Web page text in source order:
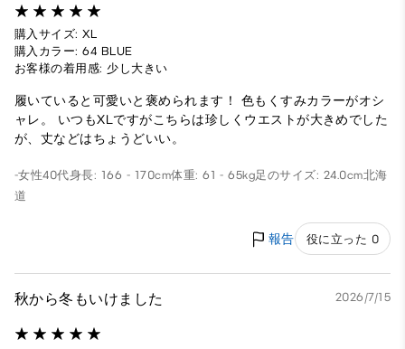
購入サイズ: XL
購入カラー: 64 BLUE
お客様の着用感: 少し大きい
履いていると可愛いと褒められます！ 色もくすみカラーがオシ
ャレ。 いつもXLですがこちらは珍しくウエストが大きめでした
が、丈などはちょうどいい。
-女性40代身長: 166 - 170cm体重: 61 - 65kg足のサイズ: 24.0cm北海
道
報告 役に立った 0
秋から冬もいけました 2026/7/15